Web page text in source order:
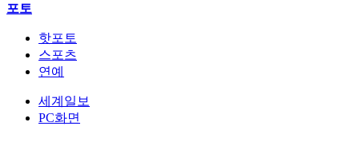
포토
핫포토
스포츠
연예
세계일보
PC화면